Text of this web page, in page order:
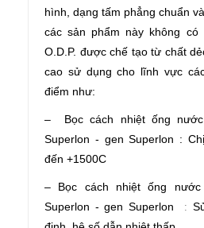
hình, dạng tấm phẳng chuẩn
các sản phẩm này không có
O.D.P. được chế tạo từ chất
cao sử dụng cho lĩnh vực
điểm như:
– Bọc cách nhiệt ống
Superlon - gen Superlon :
đến +1500C
– Bọc cách nhiệtống
Superlon - gen Superlon
: